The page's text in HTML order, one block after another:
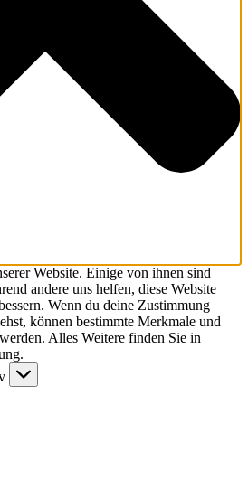
Website. Einige von ihnen sind
andere uns helfen, diese Website
Wenn du deine Zustimmung
können bestimmte Merkmale und
Alles Weitere finden Sie in